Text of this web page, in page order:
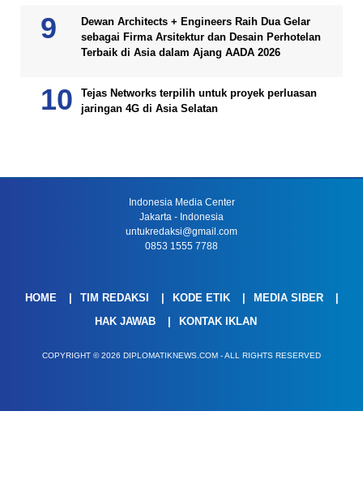
Dewan Architects + Engineers Raih Dua Gelar
sebagai Firma Arsitektur dan Desain Perhotelan
Terbaik di Asia dalam Ajang AADA 2026
Tejas Networks terpilih untuk proyek perluasan
jaringan 4G di Asia Selatan
Indonesia Media Center
Jakarta - Indonesia
untukredaksi@gmail.com
0853 1555 7788
HOME TIM REDAKSI KODE ETIK
MEDIA SIBER
HAK JAWAB
KONTAK IKLAN
COPYRIGHT © 2026 DIPLOMATIKNEWS.COM - ALL RIGHTS RESERVED